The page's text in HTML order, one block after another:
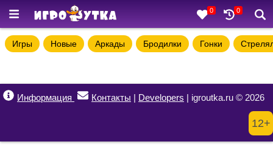
0 0
Игры Новые Аркады Бродилки Гонки
Информация Контакты | Developers | igroutka.ru © 2026
12+